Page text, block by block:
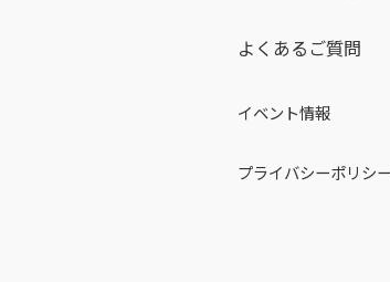
よくあるご質問
イベント情報
プライバシーポリシー